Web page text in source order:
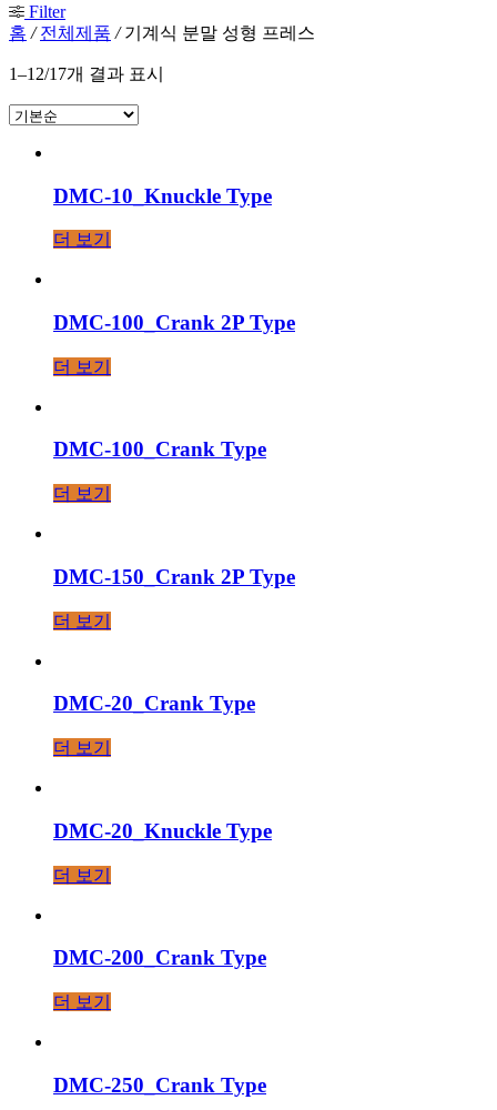
Filter
홈 / 전체제품 /기계식 분말 성형 프레스
1–12/17개 결과 표시
DMC-10_Knuckle Type
더 보기
DMC-100_Crank 2P Type
더 보기
DMC-100_Crank Type
더 보기
DMC-150_Crank 2P Type
더 보기
DMC-20_Crank Type
더 보기
DMC-20_Knuckle Type
더 보기
DMC-200_Crank Type
더 보기
DMC-250_Crank Type